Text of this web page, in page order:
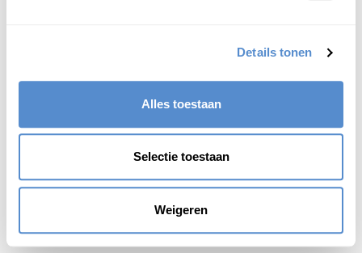
Details tonen
Alles toestaan
Selectie toestaan
Weigeren